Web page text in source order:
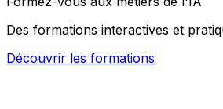
Des formations interactives et
Découvrir les formations